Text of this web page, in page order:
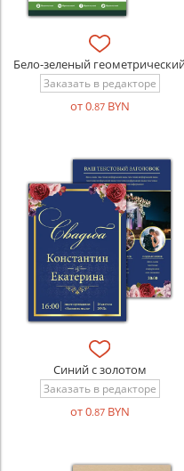
Бело-зеленый
Заказать в редакторе
от 0.87BYN
Синий с золотом
Заказать в редакторе
от 0.87BYN